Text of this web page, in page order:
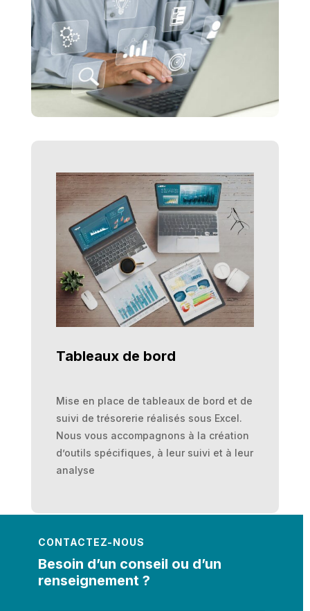
Tableaux de bord
Mise en place de tableaux de bord et de
suivi de trésorerie réalisés sous Excel.
Nous vous accompagnons à la création
d’outils spécifiques, à leur suivi et à leur
analyse
CONTACTEZ-NOUS
Besoin d’un conseil ou d’un
renseignement ?